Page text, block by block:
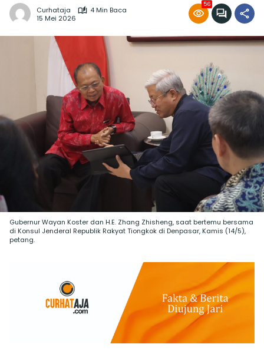
Curhataja
4 Min Baca
15 Mei 2026
56
Gubernur Wayan Koster dan H.E. Zhang Zhisheng, saat bertemu bersama
di Konsul Jenderal Republik Rakyat Tiongkok di Denpasar, Kamis (14/5),
petang.